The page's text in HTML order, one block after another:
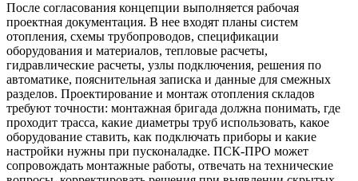
После согласования концепции выполняется рабочая
проектная документация. В нее входят планы систем
отопления, схемы трубопроводов, спецификации
оборудования и материалов, тепловые расчеты,
гидравлические расчеты, узлы подключения, решения по
автоматике, пояснительная записка и данные для смежных
разделов. Проектирование и монтаж отопления складов
требуют точности: монтажная бригада должна понимать, где
проходит трасса, какие диаметры труб использовать, какое
оборудование ставить, как подключать приборы и какие
настройки нужны при пусконаладке. ПСК-ПРО может
сопровождать монтажные работы, отвечать на технические